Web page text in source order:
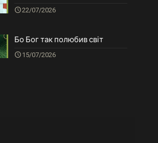
22/07/2026
Бо Бог так полюбив світ
15/07/2026